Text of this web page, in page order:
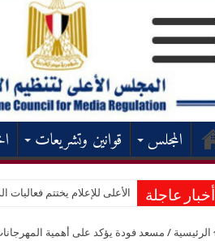
المجلس قوانين وتشريعات
أخبار عاجلة الأعلى للإعلام يختتم فعاليات
الرئيسية / مسعد فودة يؤكد على أهمية